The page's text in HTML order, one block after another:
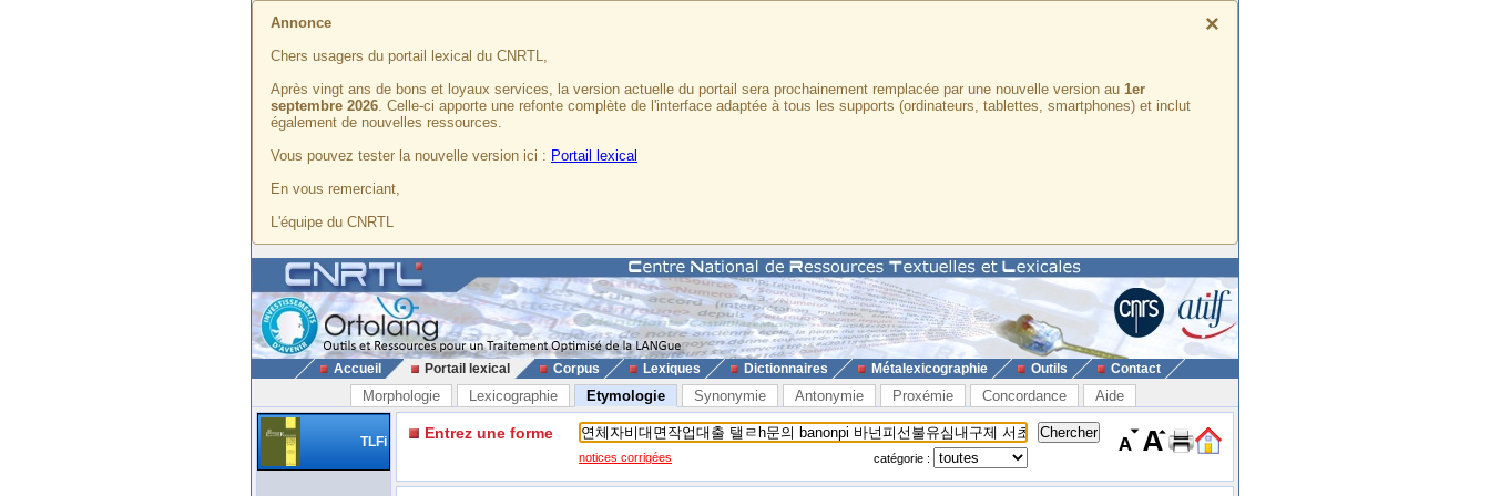
×
Annonce
Chers usagers du portail lexical du CNRTL,
Après vingt ans de bons et loyaux services, la version actuelle du portail sera prochainement remplacée par une nouvelle version au 1er
septembre 2026. Celle-ci apporte une refonte complète de l'interface adaptée à tous les supports (ordinateurs, tablettes, smartphones) et inclut
également de nouvelles ressources.
Vous pouvez tester la nouvelle version ici : Portail lexical
En vous remerciant,
L'équipe du CNRTL
Accueil Portail lexical Corpus Lexiques Dictionnaires Métalexicographie Outils Contact
Morphologie Lexicographie Etymologie Synonymie Antonymie Proxémie Concordance Aide
TLFi Entrez une forme
notices corrigées catégorie :